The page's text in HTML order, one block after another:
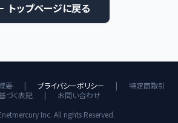
トップページに戻る
要 | プライバシーポリシー |
特定商取引
づく表記
|
お問い合わせ
Inc. All rights Reserved.